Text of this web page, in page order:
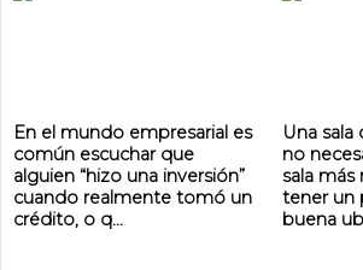
En el mundo empresarial es
común escuchar que
alguien “hizo una inversión”
cuando realmente tomó un
crédito, o q...
Una
no
sala
tener un
buena